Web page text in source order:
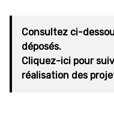
Consultez ci-
déposés.
Cliquez-ici pour
réalisation des